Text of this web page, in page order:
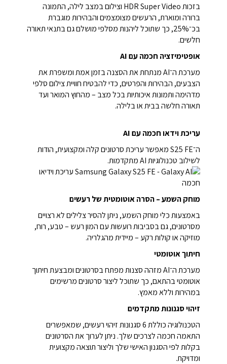
בזכות HDR Super Video וצילום במצב לילה, התמונה
ברורה ומוארת, הרעשים מצומצמים והבהירות מוגברת
בכ־25%, כך שתוכל ליהנות מסלפי מושלם גם בתנאי תאורה
חלשים.
אופטימיזציה חכמה עם AI
מערכת ה־AI מנתחת את הסצנה בזמן אמת ומשפרת את
הצבעים, הבהירות והפרטים, כדי להבטיח חוויית צילום סלפי
מדהימה ותמונות איכותיות בכל מצב – מהחוץ המואר ועד
תאורה חלשה בבית או בלילה.
עריכת וידאו חכמה עם AI
ה־S25 FE מאפשר עריכת סרטונים קלה ומקצועית, הודות
לשילוב טכנולוגיות AI מתקדמות.
מוחק השמע – הסרה אוטומטית של רעשים
באמצעות כלי מוחק השמע, ניתן להסיר צלילים לא רצויים
מסרטונים, גם בסביבות רועשות עם המון רעש – טבע, רוח,
מוזיקה או קולות רקע – מיידית מהגלריה.
חיתוך אוטומטי
מערכת ה־AI מזהה סצנות מפתח בסרטונים ומבצעת חיתוך
אוטומטי בהתאם, כך שתוכל ליצור סרטונים מרשימים
במהירות וללא מאמץ.
זיהוי סגנונות מתקדמים
הטכנולוגיה כוללת 6 סגנונות זיהוי רעשים, שמאפשרים
התאמה חכמה לצרכים שלך. ניתן לערוך את הסרטונים
בקלות לפי הסגנון האישי שלך וליצור תוצאה מקצועית
ומדויקת.